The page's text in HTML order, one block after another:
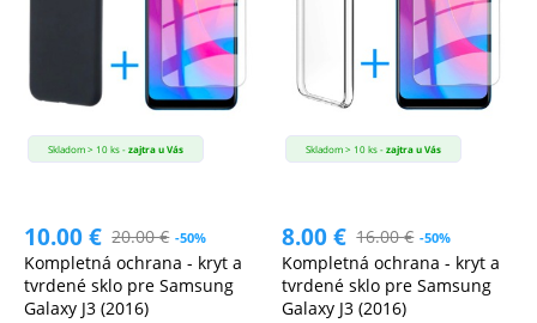
Skladom > 10 ks -zajtra u Vás
10.00€ 20.00€ -50%
Kompletná ochrana - kryt a
tvrdené sklo pre Samsung
Galaxy J3 (2016)
Skladom > 10 ks -zajtra u Vás
8.00€ 16.00€ -50%
Kompletná ochrana - kryt a
tvrdené sklo pre Samsung
Galaxy J3 (2016)